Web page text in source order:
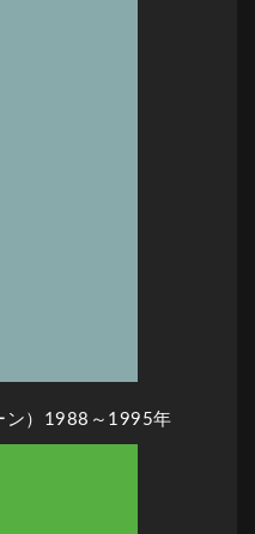
ン）1988～1995年